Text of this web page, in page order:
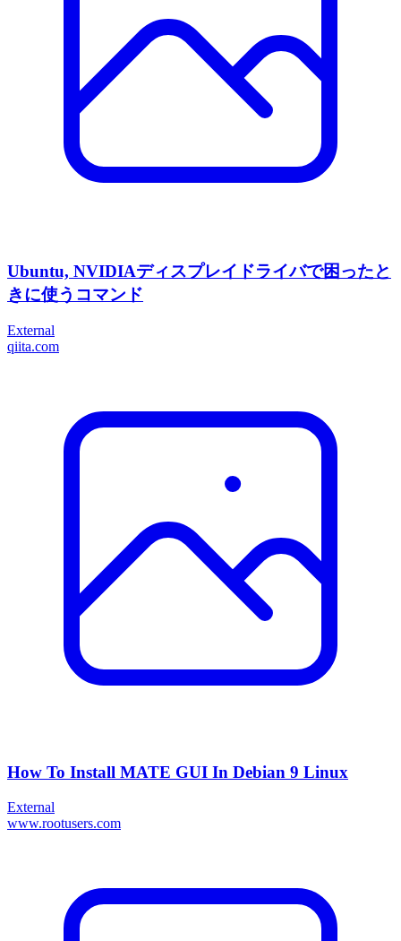
Ubuntu, NVIDIAディスプレイドライバで困ったと
きに使うコマンド
External
qiita.com
How To Install MATE GUI In Debian 9 Linux
External
www.rootusers.com